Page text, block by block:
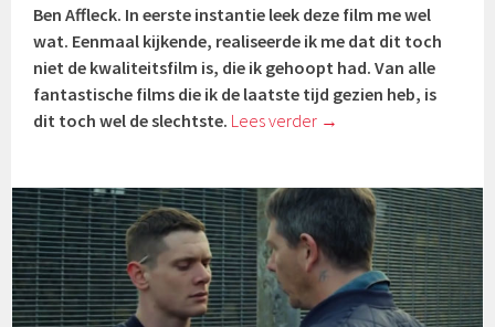
Ben Affleck. In eerste instantie leek deze film me wel
wat. Eenmaal kijkende, realiseerde ik me dat dit toch
niet de kwaliteitsfilm is, die ik gehoopt had. Van alle
fantastische films die ik de laatste tijd gezien heb, is
dit toch wel de slechtste. Lees verder →